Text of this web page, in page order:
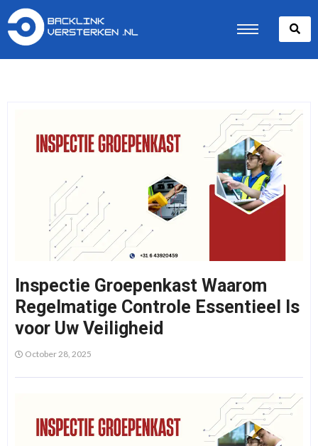
Inspectie Groepenkast Waarom
Regelmatige Controle Essentieel Is
voor Uw Veiligheid
October 28, 2025